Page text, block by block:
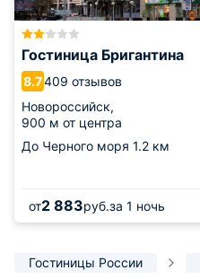
Гостиница Бригантина
8.7409 отзывов
Новороссийск,
900 м от центра
До Черного моря 1.2 км
от2 883руб.за 1 ночь
Гостиницы России